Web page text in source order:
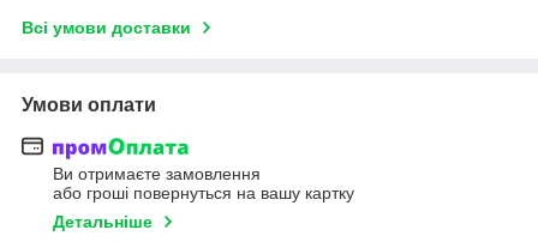
Всі умови доставки
Умови оплати
Ви отримаєте замовлення
або гроші повернуться на вашу картку
Детальніше